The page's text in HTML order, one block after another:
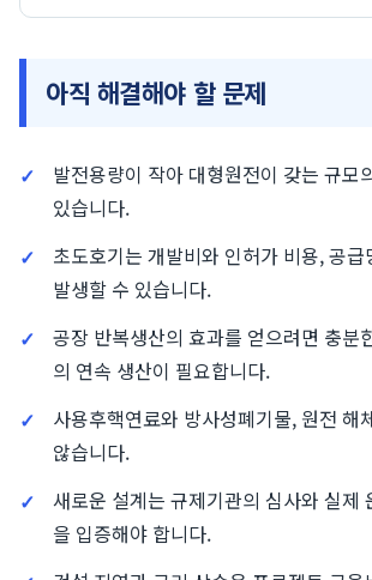
아직 해결해야 할 문제
발전용량이 작아 대형원전이 갖는 규모
있습니다.
초도호기는 개발비와 인허가 비용, 공급
발생할 수 있습니다.
공장 반복생산의 효과를 얻으려면 충분
의 연속 생산이 필요합니다.
사용후핵연료와 방사성폐기물, 원전 해
않습니다.
새로운 설계는 규제기관의 심사와 실제
을 입증해야 합니다.